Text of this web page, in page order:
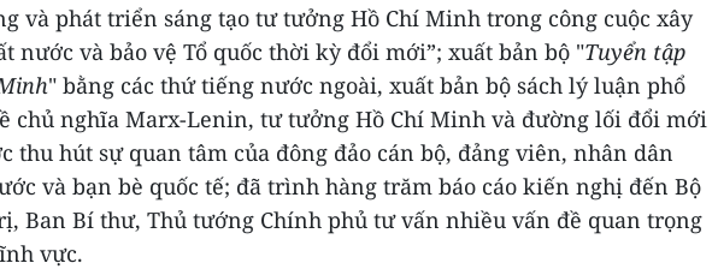
và phát triển sáng tạo tư tưởng Hồ Chí Minh trong công cuộc xây
nước và bảo vệ Tổ quốc thời kỳ đổi mới”; xuất bản bộ "Tuyển tập
" bằng các thứ tiếng nước ngoài, xuất bản bộ sách lý luận phổ
chủ nghĩa Marx-Lenin, tư tưởng Hồ Chí Minh và đường lối đổi mới
thu hút sự quan tâm của đông đảo cán bộ, đảng viên, nhân dân
và bạn bè quốc tế; đã trình hàng trăm báo cáo kiến nghị đến Bộ
Ban Bí thư, Thủ tướng Chính phủ tư vấn nhiều vấn đề quan trọng
vực.